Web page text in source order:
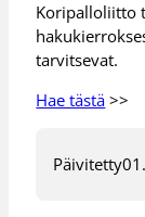
Koripalloliitto
tarvitsevat.
Hae tästä >>
Päivitetty